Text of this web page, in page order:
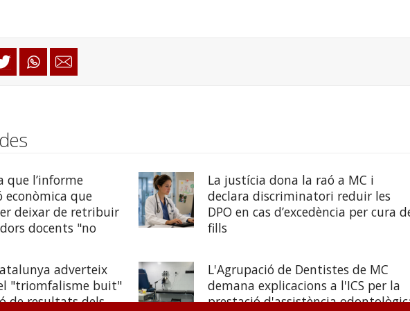
que l’informe
econòmica que
deixar de retribuir
docents "no
La justícia dona la raó a MC i
declara discriminatori reduir les
DPO en cas d’excedència per cura
fills
adverteix
"triomfalisme buit"
de resultats dels
L'Agrupació de Dentistes de MC
demana explicacions a l'ICS per la
prestació d'assistència